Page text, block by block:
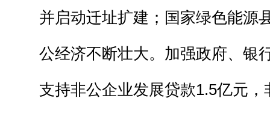
并启动迁址扩建；国家绿色能源
公经济不断壮大。加强政府、银
支持非公企业发展贷款1.5亿元